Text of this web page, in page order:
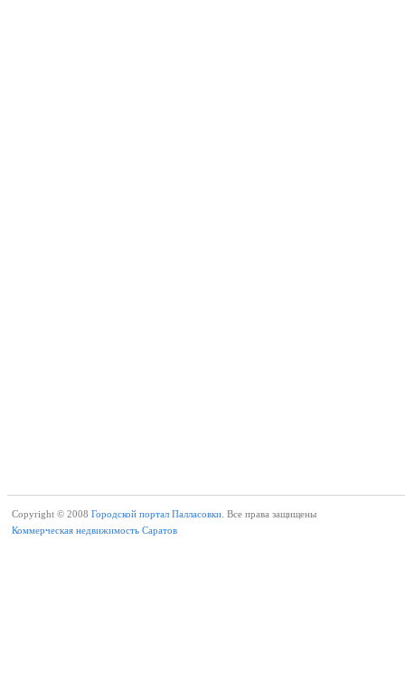
Copyright © 2008 Городской портал Палласовки. Все права защищены
Коммерческая недвижимость Саратов